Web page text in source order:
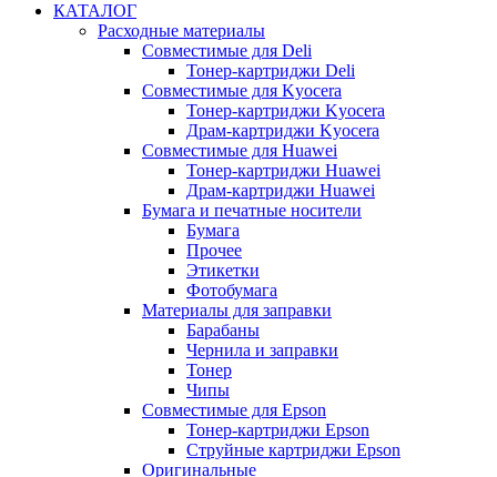
КАТАЛОГ
Расходные материалы
Совместимые для Deli
Тонер-картриджи Deli
Совместимые для Kyocera
Тонер-картриджи Kyocera
Драм-картриджи Kyocera
Совместимые для Huawei
Тонер-картриджи Huawei
Драм-картриджи Huawei
Бумага и печатные носители
Бумага
Прочее
Этикетки
Фотобумага
Материалы для заправки
Барабаны
Чернила и заправки
Тонер
Чипы
Совместимые для Epson
Тонер-картриджи Epson
Струйные картриджи Epson
Оригинальные